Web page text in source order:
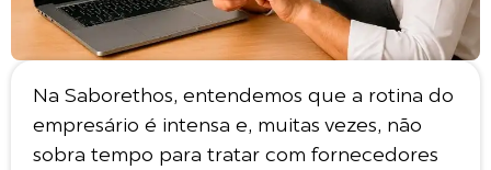
Na Saborethos, entendemos que a rotina do
empresário é intensa e, muitas vezes, não
sobra tempo para tratar com fornecedores